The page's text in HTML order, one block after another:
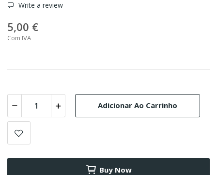
Write a review
5,00 €
Com IVA
Adicionar Ao Carrinho
Buy Now